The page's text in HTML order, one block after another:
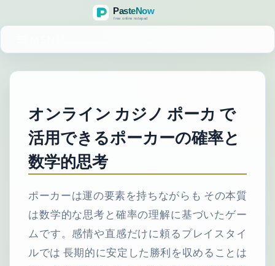
オンライン カジノ ポーカ で
活用できるポーカーの確率と
数学的思考
ポーカーは運の要素を持ちながらも その本質
は数学的な思考と確率の理解に基づいたゲー
ムです。感情や直感だけに頼るプレイスタイ
ルでは 長期的に安定した勝利を収めることは